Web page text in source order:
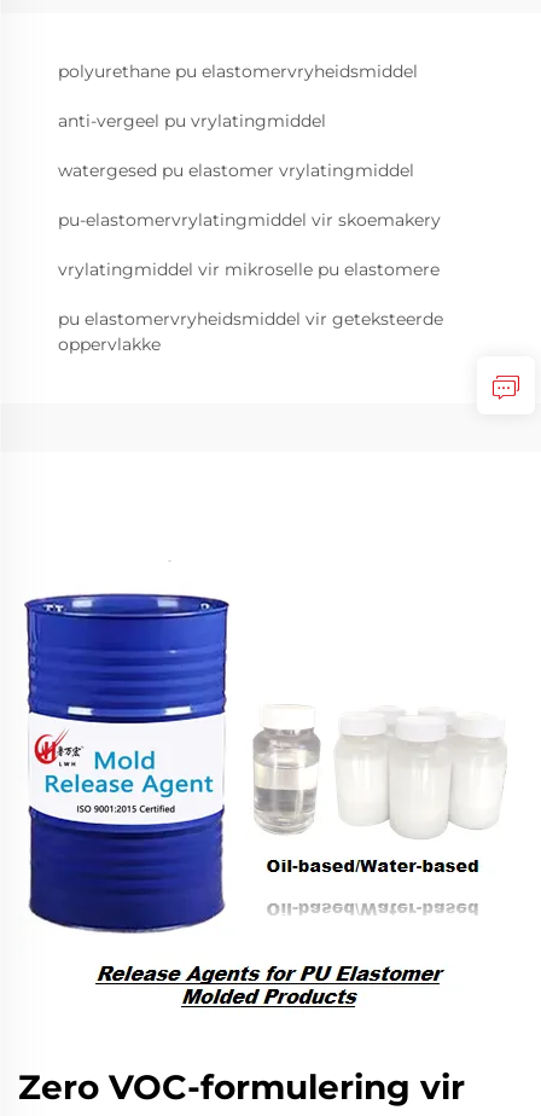
polyurethane pu elastomervryheidsmiddel
anti-vergeel pu vrylatingmiddel
watergesed pu elastomer vrylatingmiddel
pu-elastomervrylatingmiddel vir skoemakery
vrylatingmiddel vir mikroselle pu elastomere
pu elastomervryheidsmiddel vir geteksteerde
oppervlakke
Zero VOC-formulering vir